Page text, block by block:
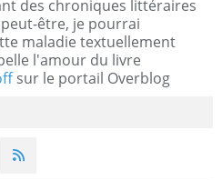
des chroniques littéraires
être, je pourrai
maladie textuellement
l'amour du livre
sur le portail Overblog